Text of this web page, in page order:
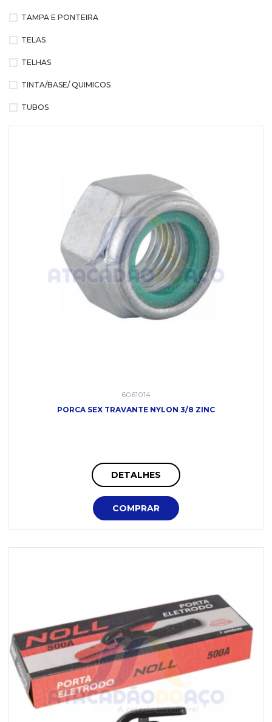
TAMPA E PONTEIRA
TELAS
TELHAS
TINTA/BASE/ QUIMICOS
TUBOS
6061014
PORCA SEX TRAVANTE NYLON 3/8 ZINC
DETALHES
COMPRAR